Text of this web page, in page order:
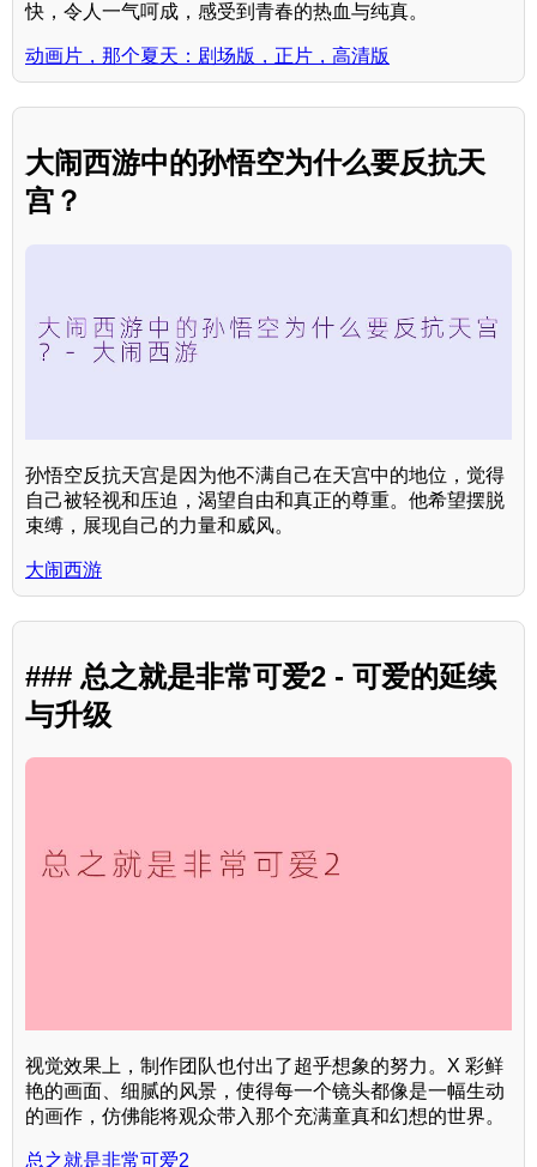
快，令人一气呵成，感受到青春的热血与纯真。
动画片，那个夏天：剧场版，正片，高清版
大闹西游中的孙悟空为什么要反抗天
宫？
孙悟空反抗天宫是因为他不满自己在天宫中的地位，觉得
自己被轻视和压迫，渴望自由和真正的尊重。他希望摆脱
束缚，展现自己的力量和威风。
大闹西游
### 总之就是非常可爱2 - 可爱的延续
与升级
视觉效果上，制作团队也付出了超乎想象的努力。X 彩鲜
艳的画面、细腻的风景，使得每一个镜头都像是一幅生动
的画作，仿佛能将观众带入那个充满童真和幻想的世界。
总之就是非常可爱2